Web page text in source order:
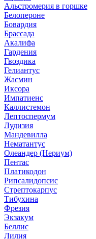
Альстромерия в горшке
Белопероне
Бовардия
Брассада
Акалифа
Гардения
Гвоздика
Гелиантус
Жасмин
Иксора
Импатиенс
Каллистемон
Лептоспермум
Лудизия
Мандевилла
Нематантус
Олеандер (Нериум)
Пентас
Платикодон
Рипсалидопсис
Стрептокарпус
Тибухина
Фрезия
Экзакум
Беллис
Лилия